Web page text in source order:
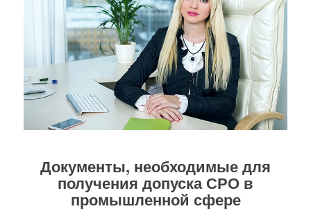
Документы, необходимые для
получения допуска СРО в
промышленной сфере